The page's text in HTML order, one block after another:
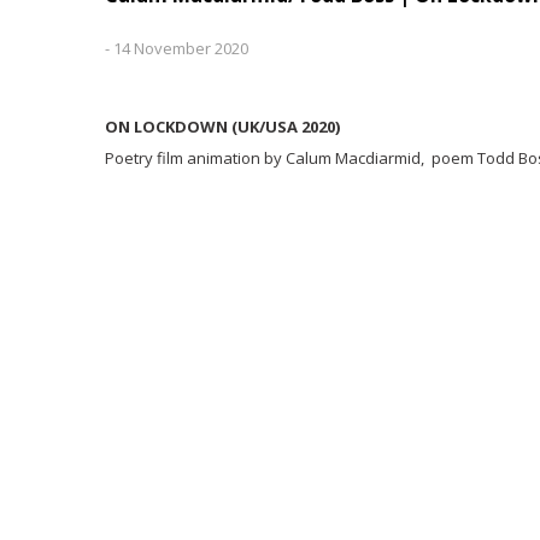
- 14 November 2020
ON LOCKDOWN (UK/USA 2020)
Poetry film animation by Calum Macdiarmid, poem Todd